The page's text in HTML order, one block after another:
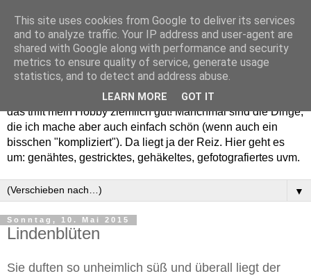
Willkommen in meinem "Wohnzimmer". Einfach und schön -
das trifft mein Hobby ziemlich gut! Manchmal sind die Dinge,
die ich mache aber auch einfach schön (wenn auch ein
bisschen "kompliziert"). Da liegt ja der Reiz. Hier geht es
um: genähtes, gestricktes, gehäkeltes, gefotografiertes uvm.
▼
Sonntag, 10. Mai 2015
Lindenblüten
Sie duften so unheimlich süß und überall liegt der
This site uses cookies from Google to deliver its services
and to analyze traffic. Your IP address and user-agent are
shared with Google along with performance and security
metrics to ensure quality of service, generate usage
statistics, and to detect and address abuse.
LEARN MORE GOT IT